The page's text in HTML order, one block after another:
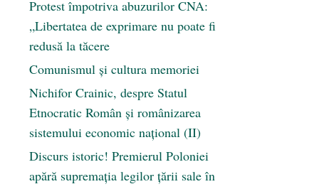
Protest împotriva abuzurilor CNA:
„Libertatea de exprimare nu poate fi
redusă la tăcere
Comunismul şi cultura memoriei
Nichifor Crainic, despre Statul
Etnocratic Român şi românizarea
sistemului economic naţional (II)
Discurs istoric! Premierul Poloniei
apără supremația legilor țării sale în